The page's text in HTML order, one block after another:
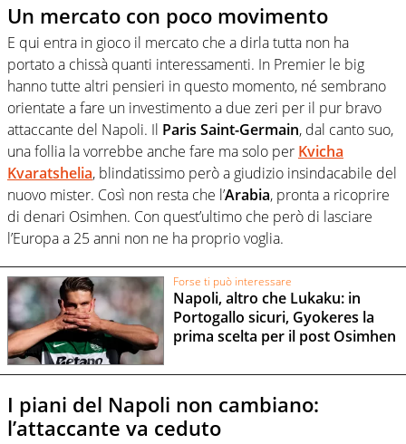
Un mercato con poco movimento
E qui entra in gioco il mercato che a dirla tutta non ha
portato a chissà quanti interessamenti. In Premier le big
hanno tutte altri pensieri in questo momento, né sembrano
orientate a fare un investimento a due zeri per il pur bravo
attaccante del Napoli. Il Paris Saint-Germain, dal canto suo,
una follia la vorrebbe anche fare ma solo per Kvicha
Kvaratshelia, blindatissimo però a giudizio insindacabile del
nuovo mister. Così non resta che l’Arabia, pronta a ricoprire
di denari Osimhen. Con quest’ultimo che però di lasciare
l’Europa a 25 anni non ne ha proprio voglia.
Forse ti può interessare
Napoli, altro che Lukaku: in
Portogallo sicuri, Gyokeres la
prima scelta per il post Osimhen
I piani del Napoli non cambiano:
l’attaccante va ceduto